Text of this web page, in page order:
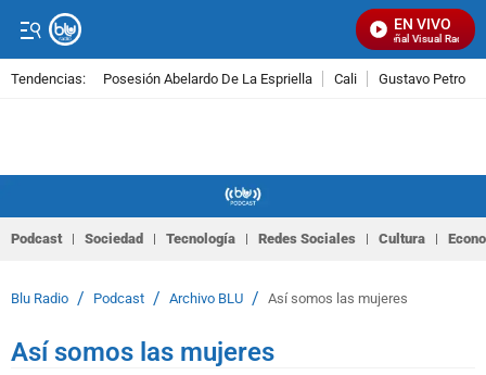
EN VIVO
Señal Visual Radio
Tendencias: Posesión Abelardo De La Espriella Cali Gustavo Petro
Podcast Sociedad Tecnología Redes Sociales Cultura
Blu Radio / Podcast / Archivo BLU / Así somos las mujeres
Así somos las mujeres